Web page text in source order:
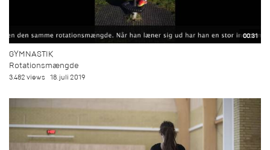
00:31
GYMNASTIK
Rotationsmængde
3.482 views 18. juli 2019